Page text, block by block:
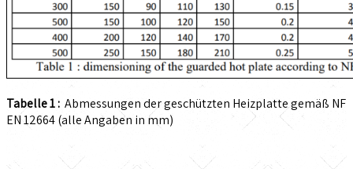
Tabelle 1 : Abmessungen der geschützten Heizplatte gemäß NF
EN 12664 (alle Angaben in mm)